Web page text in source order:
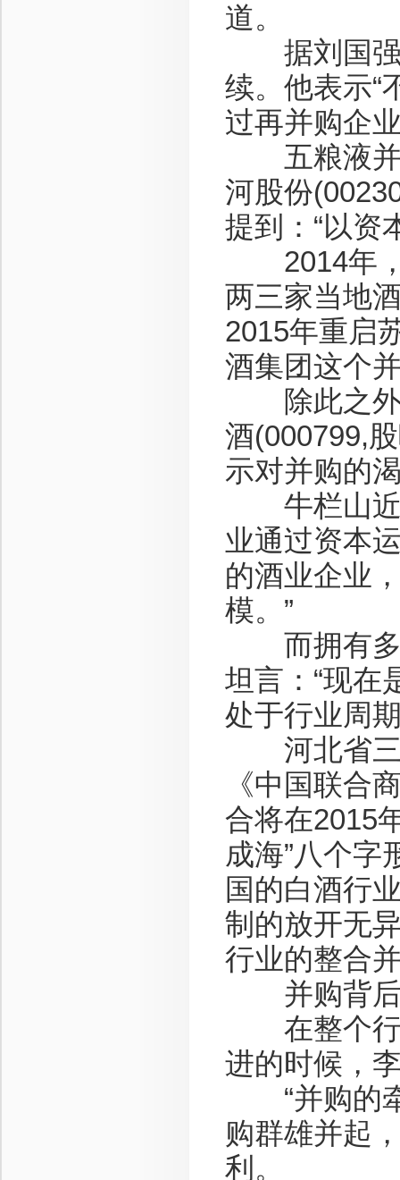
道。
据刘国强
续。他表示“
过再并购企
五粮液并
河股份
提到：“以资
2014年，
两三家当地
2015年重启
酒集团这个
除此之外
酒(000799,
示对并购的
牛栏山近
业通过资本
的酒业企业
模。”
而拥有多
坦言：“现在
处于行业周
河北省三
《中国联合
合将在2015
成海”八个字
国的白酒行
制的放开无
行业的整合
并购背后
在整个行
进的时候，
“并购的牵
购群雄并起
利。